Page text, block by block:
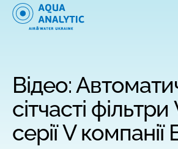
Відео:
сітчасті
серії V